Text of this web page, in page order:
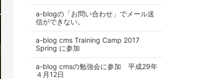
a-blogの「お問い合わせ」でメール送
信ができない。
a-blog cms Training Camp 2017
Spring に参加
a-blog cmsの勉強会に参加 平成29年
４月12日